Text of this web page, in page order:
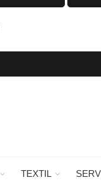
TEXTIL